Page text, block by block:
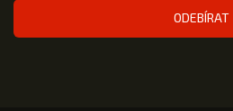
ODEBÍRAT